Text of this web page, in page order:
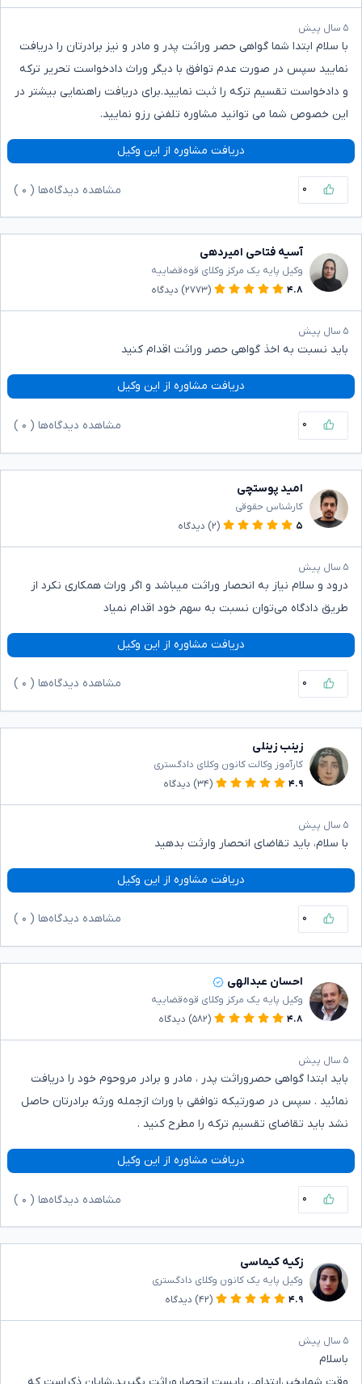
۵ سال پیش
با سلام ابتدا شما گواهی حصر وراثت پدر و مادر و نیز برادرتان را دریافت
نمایید سپس در صورت عدم توافق با دیگر وراث دادخواست تحریر ترکه
و دادخواست تقسیم ترکه را ثبت نمایید.برای دریافت راهنمایی بیشتر در
این خصوص شما می توانید مشاوره تلفنی رزو نمایید.
دریافت مشاوره از این وکیل
۰ مشاهده دیدگاه‌ها ( ۰
آسیه فتاحی امیردهی
وکیل پایه یک مرکز وکلای قوه‌قضاییه
۴.۸
(۲۷۷۳) دیدگاه
۵ سال پیش
باید نسبت به اخذ گواهی حصر وراثت اقدام کنید
دریافت مشاوره از این وکیل
۰ مشاهده دیدگاه‌ها ( ۰
امید پوستچی
کارشناس حقوقی
۵
(۲) دیدگاه
۵ سال پیش
درود و سلام نیاز به انحصار وراثت میباشد و اگر وراث همکاری نکرد از
طریق دادگاه می‌توان نسبت به سهم خود اقدام نمیاد
دریافت مشاوره از این وکیل
۰ مشاهده دیدگاه‌ها ( ۰
زینب زینلی
کارآموز وکالت کانون وکلای دادگستری
۴.۹
(۳۴) دیدگاه
۵ سال پیش
با سلام، باید تقاضای انحصار وارثت بدهید
دریافت مشاوره از این وکیل
۰ مشاهده دیدگاه‌ها ( ۰
احسان عبدالهی
وکیل پایه یک مرکز وکلای قوه‌قضاییه
۴.۸
(۵۸۲) دیدگاه
۵ سال پیش
باید ابتدا گواهی حصروراثت پدر ، مادر و برادر مروحوم خود را دریافت
نمائید . سپس در صورتیکه توافقی با وراث ازجمله ورثه برادرتان حاصل
نشد باید تقاضای تقسیم ترکه را مطرح کنید .
دریافت مشاوره از این وکیل
۰ مشاهده دیدگاه‌ها ( ۰
زکیه کیماسی
وکیل پایه یک کانون وکلای دادگستری
۴.۹
(۴۲) دیدگاه
۵ سال پیش
باسلام